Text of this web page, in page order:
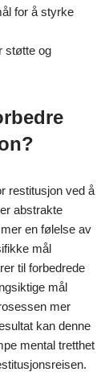
for å styrke
støtte og
restitusjon ved å
abstrakte
en følelse av
mål
til forbedrede
mål
mer
kan denne
mental tretthet